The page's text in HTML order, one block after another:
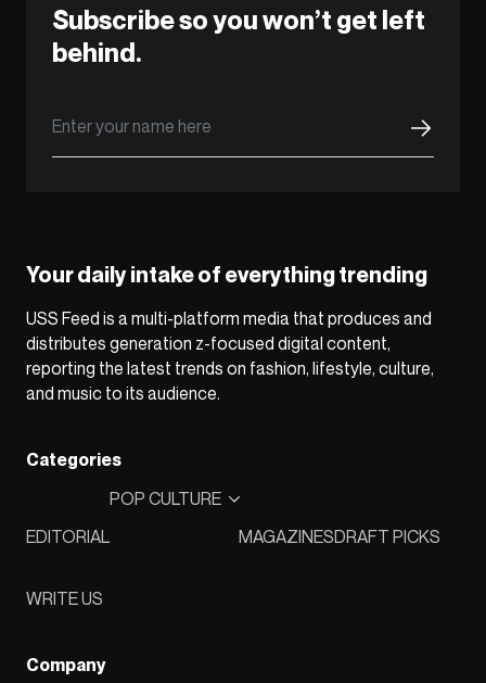
Subscribe so you won’t get left
behind.
Your daily intake of everything trending
USS Feed is a multi-platform media that produces and
distributes generation z-focused digital content,
reporting the latest trends on fashion, lifestyle, culture,
and music to its audience.
Categories
EDITORIAL
POP CULTURE
MAGAZINESDRAFT PICKS
WRITE US
Company